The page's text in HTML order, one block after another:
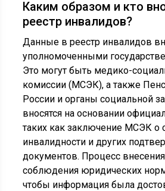
Каким образом и кто
реестр инвалидов?
Данные в реестр инвалидов
уполномоченными
Это могут быть медико-
комиссии (МСЭК), а также
России и органы социальной
вносятся на основании
таких как заключение МСЭК о
инвалидности и других
документов. Процесс внесения
соблюдения юридических
чтобы информация была